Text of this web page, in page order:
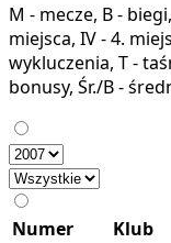
M - mecze, B -
miejsca, IV - 4.
wykluczenia, T -
bonusy, Śr./B -
Numer Klub